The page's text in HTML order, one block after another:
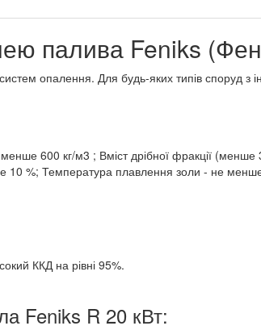
палива Feniks
опалення. Для будь-яких типів споруд
600 кг/м3 ; Вміст дрібної фракції
10 %; Температура плавлення золи - не
ККД на рівні 95%.
Feniks R 20 кВт: